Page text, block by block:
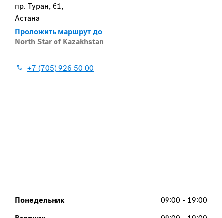
пр. Туран, 61,
Астана
Проложить маршрут до
North Star of Kazakhstan
+7 (705) 926 50 00
Понедельник 09:00 - 19:00